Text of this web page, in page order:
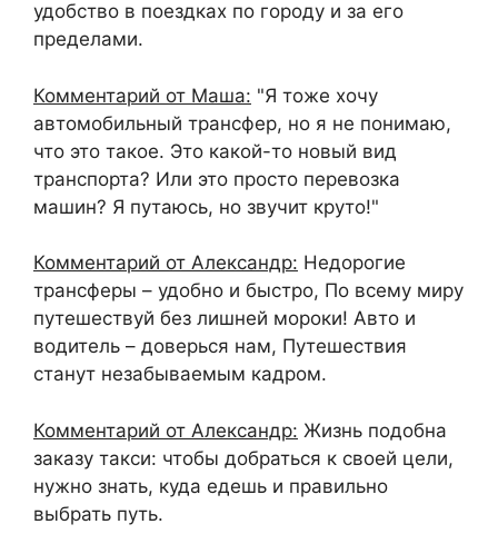
удобство в поездках по городу и за его
пределами.
Комментарий от Маша: "Я тоже хочу
автомобильный трансфер, но я не понимаю,
что это такое. Это какой-то новый вид
транспорта? Или это просто перевозка
машин? Я путаюсь, но звучит круто!"
Комментарий от Александр: Недорогие
трансферы – удобно и быстро, По всему миру
путешествуй без лишней мороки! Авто и
водитель – доверься нам, Путешествия
станут незабываемым кадром.
Комментарий от Александр: Жизнь подобна
заказу такси: чтобы добраться к своей цели,
нужно знать, куда едешь и правильно
выбрать путь.